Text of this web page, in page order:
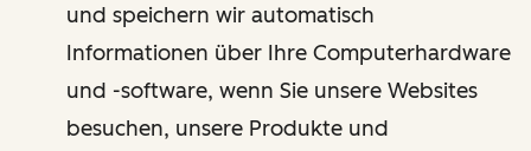
und speichern wir automatisch
Informationen über Ihre Computerhardware
und -software, wenn Sie unsere Websites
besuchen, unsere Produkte und